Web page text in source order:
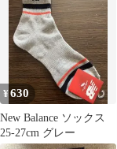
ズ ３足組
¥630
New Balance ソックス
25-27cm グレー